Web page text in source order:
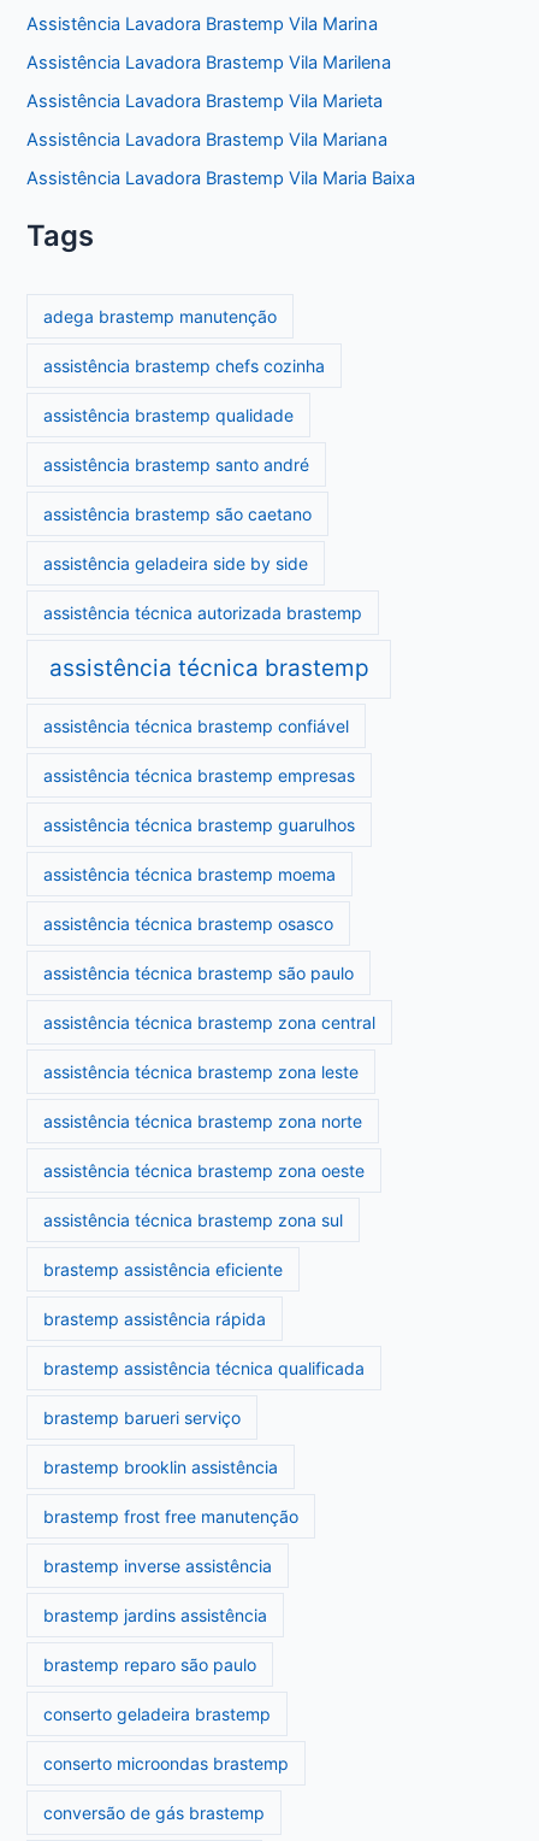
Assistência Lavadora Brastemp Vila Marina
Assistência Lavadora Brastemp Vila Marilena
Assistência Lavadora Brastemp Vila Marieta
Assistência Lavadora Brastemp Vila Mariana
Assistência Lavadora Brastemp Vila Maria Baixa
Tags
adega brastemp manutenção
assistência brastemp chefs cozinha
assistência brastemp qualidade
assistência brastemp santo andré
assistência brastemp são caetano
assistência geladeira side by side
assistência técnica autorizada brastemp
assistência técnica brastemp
assistência técnica brastemp confiável
assistência técnica brastemp empresas
assistência técnica brastemp guarulhos
assistência técnica brastemp moema
assistência técnica brastemp osasco
assistência técnica brastemp são paulo
assistência técnica brastemp zona central
assistência técnica brastemp zona leste
assistência técnica brastemp zona norte
assistência técnica brastemp zona oeste
assistência técnica brastemp zona sul
brastemp assistência eficiente
brastemp assistência rápida
brastemp assistência técnica qualificada
brastemp barueri serviço
brastemp brooklin assistência
brastemp frost free manutenção
brastemp inverse assistência
brastemp jardins assistência
brastemp reparo são paulo
conserto geladeira brastemp
conserto microondas brastemp
conversão de gás brastemp